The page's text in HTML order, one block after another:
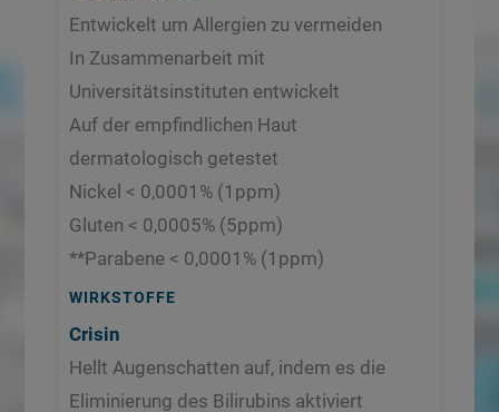
Entwickelt um Allergien zu vermeiden
In Zusammenarbeit mit
Universitätsinstituten entwickelt
Auf der empfindlichen Haut
dermatologisch getestet
Nickel < 0,0001% (1ppm)
Gluten < 0,0005% (5ppm)
**Parabene < 0,0001% (1ppm)
WIRKSTOFFE
Crisin
Hellt Augenschatten auf, indem es die
Eliminierung des Bilirubins aktiviert